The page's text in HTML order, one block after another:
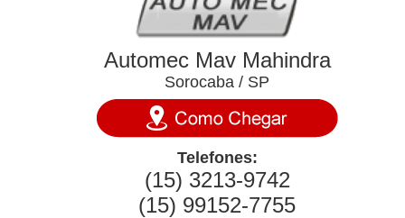
Automec Mav Mahindra
Sorocaba / SP
Telefones:
(15) 3213-9742
(15) 99152-7755